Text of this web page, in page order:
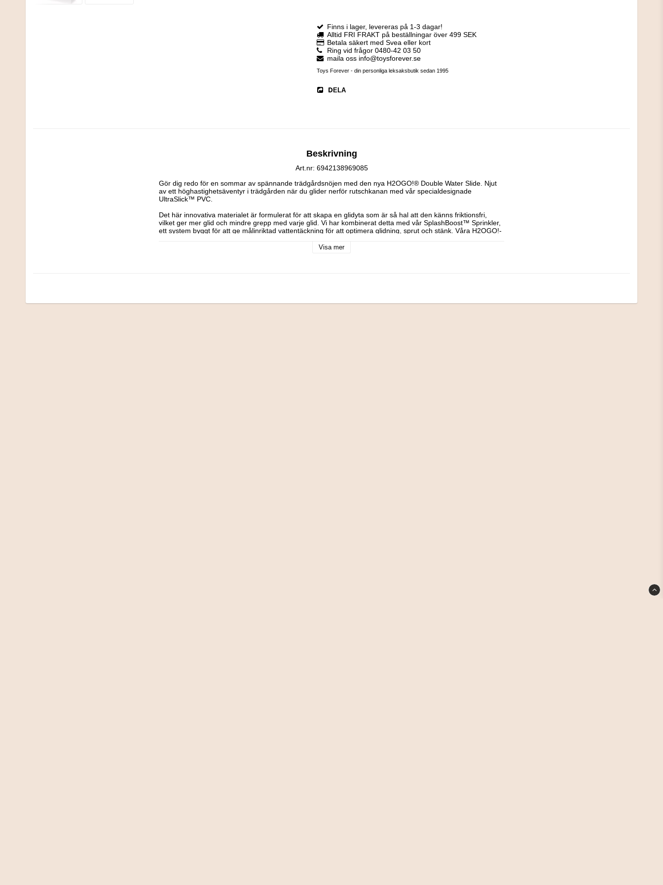
Finns i lager, levereras på 1-3 dagar!
Alltid FRI FRAKT på beställningar över 499 SEK
Betala säkert med Svea eller kort
Ring vid frågor 0480-42 03 50
maila oss info@toysforever.se
Toys Forever - din personliga leksaksbutik sedan 1995
DELA
Beskrivning
Art.nr: 6942138969085
Gör dig redo för en sommar av spännande trädgårdsnöjen med den nya H2OGO!® Double Water Slide. Njut
av ett höghastighetsäventyr i trädgården när du glider nerför rutschkanan med vår specialdesignade
UltraSlick™ PVC.
Det här innovativa materialet är formulerat för att skapa en glidyta som är så hal att den känns friktionsfri,
vilket ger mer glid och mindre grepp med varje glid. Vi har kombinerat detta med vår SplashBoost™ Sprinkler,
ett system byggt för att ge målinriktad vattentäckning för att optimera glidning, sprut och stänk. Våra H2OGO!-
Rutschbanor ger, och föräldrar kommer att njuta av den enkla installationen – anslut bara en trädgårdsslang
Visa mer